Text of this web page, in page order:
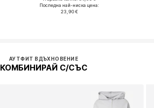
Последна най-ниска цена:
23,90 €
АУТФИТ ВДЪХНОВЕНИЕ
КОМБИНИРАЙ С/СЪС